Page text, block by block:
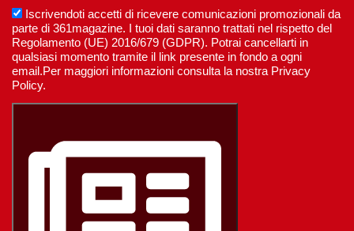
Iscrivendoti accetti di ricevere comunicazioni promozionali da
parte di 361magazine. I tuoi dati saranno trattati nel rispetto del
Regolamento (UE) 2016/679 (GDPR). Potrai cancellarti in
qualsiasi momento tramite il link presente in fondo a ogni
email.Per maggiori informazioni consulta la nostra Privacy
Policy.